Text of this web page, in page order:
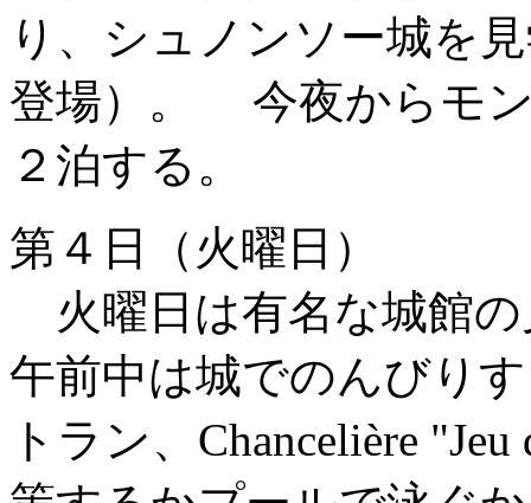
り、シュノンソー城を
登場）。 今夜からモ
２泊する。
第４日（火曜日）
火曜日は有名な城館
午前中は城でのんびり
トラン、Chancelière